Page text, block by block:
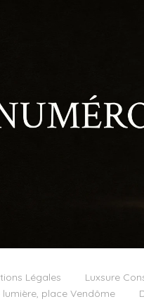
Légales Luxsure
place Vendôme